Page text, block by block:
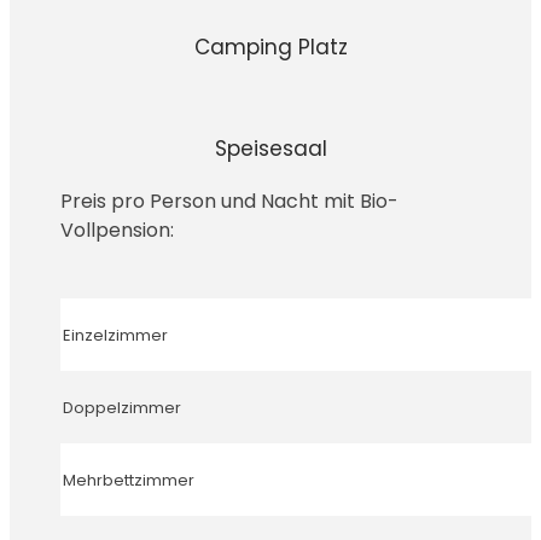
Camping Platz
Speisesaal
Preis pro Person und Nacht mit Bio-
Vollpension:
Einzelzimmer
Doppelzimmer
Mehrbettzimmer